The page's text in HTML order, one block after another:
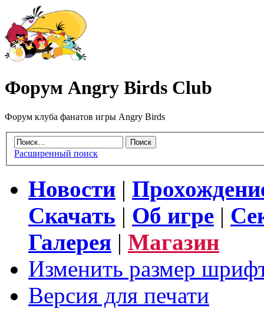
Форум Angry Birds Club
Форум клуба фанатов игры Angry Birds
Расширенный поиск
Новости |
Скачать | Об игре |
Галерея | Магазин
Изменить размер
Версия для печати